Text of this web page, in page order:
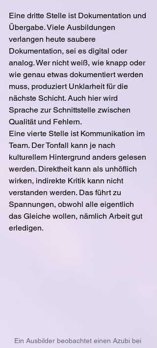
Eine dritte Stelle ist Dokumentation und
Übergabe. Viele Ausbildungen
verlangen heute saubere
Dokumentation, sei es digital oder
analog. Wer nicht weiß, wie knapp oder
wie genau etwas dokumentiert werden
muss, produziert Unklarheit für die
nächste Schicht. Auch hier wird
Sprache zur Schnittstelle zwischen
Qualität und Fehlern.
Eine vierte Stelle ist Kommunikation im
Team. Der Tonfall kann je nach
kulturellem Hintergrund anders gelesen
werden. Direktheit kann als unhöflich
wirken, indirekte Kritik kann nicht
verstanden werden. Das führt zu
Spannungen, obwohl alle eigentlich
das Gleiche wollen, nämlich Arbeit gut
erledigen.
Ein Ausbilder beobachtet einen Azubi bei